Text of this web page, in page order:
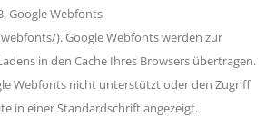
Google Webfonts
). Google Webfonts werden zur
in den Cache Ihres Browsers übertragen.
Webfonts nicht unterstützt oder den Zugriff
in einer Standardschrift angezeigt.